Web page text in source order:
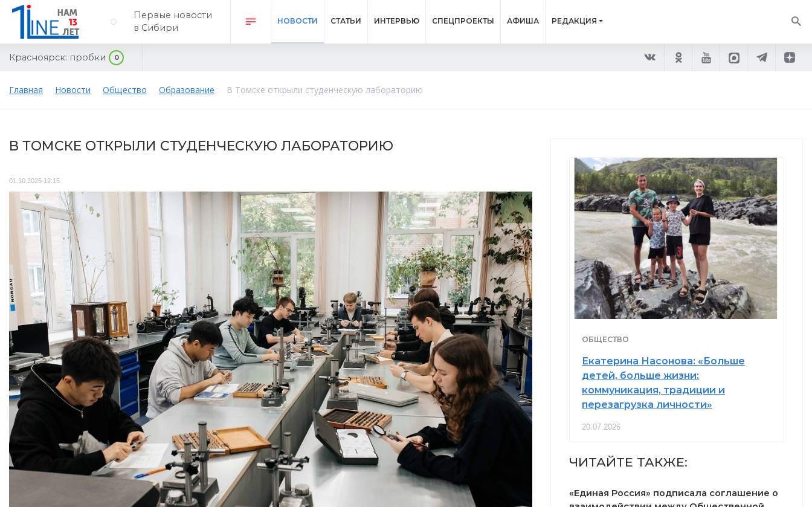
Первые новости
в Сибири
НОВОСТИ СТАТЬИ ИНТЕРВЬЮ СПЕЦПРОЕКТЫ АФИША РЕДАКЦИЯ
Красноярск: пробки 0
Главная Новости Общество Образование В Томске открыли студенческую лабораторию
В ТОМСКЕ ОТКРЫЛИ СТУДЕНЧЕСКУЮ ЛАБОРАТОРИЮ
01.10.2025 12:15
ОБЩЕСТВО
Екатерина Насонова: «Больше
детей, больше жизни:
коммуникация, традиции и
перезагрузка личности»
20.07.2026
ЧИТАЙТЕ ТАКЖЕ:
«Единая Россия» подписала соглашение о